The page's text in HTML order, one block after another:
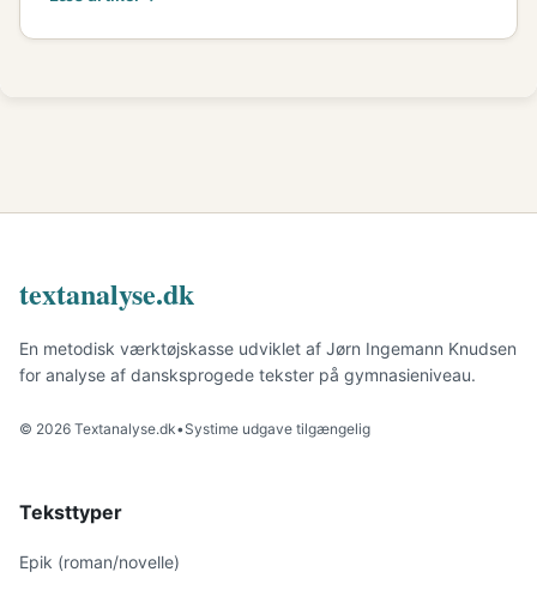
textanalyse.dk
En metodisk værktøjskasse udviklet af Jørn Ingemann Knudsen
for analyse af dansksprogede tekster på gymnasieniveau.
© 2026 Textanalyse.dk•Systime udgave tilgængelig
Teksttyper
Epik (roman/novelle)